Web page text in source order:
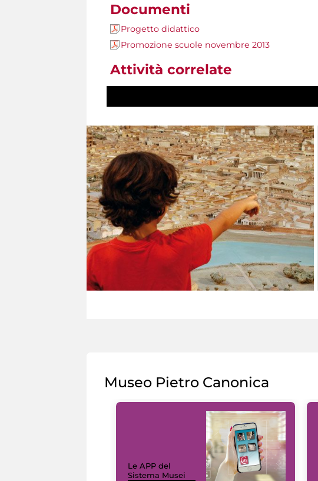
Documenti
Progetto didattico
Promozione scuole novembre 2013
Attività correlate
Museo Pietro Canonica
Le APP del
Sistema Musei